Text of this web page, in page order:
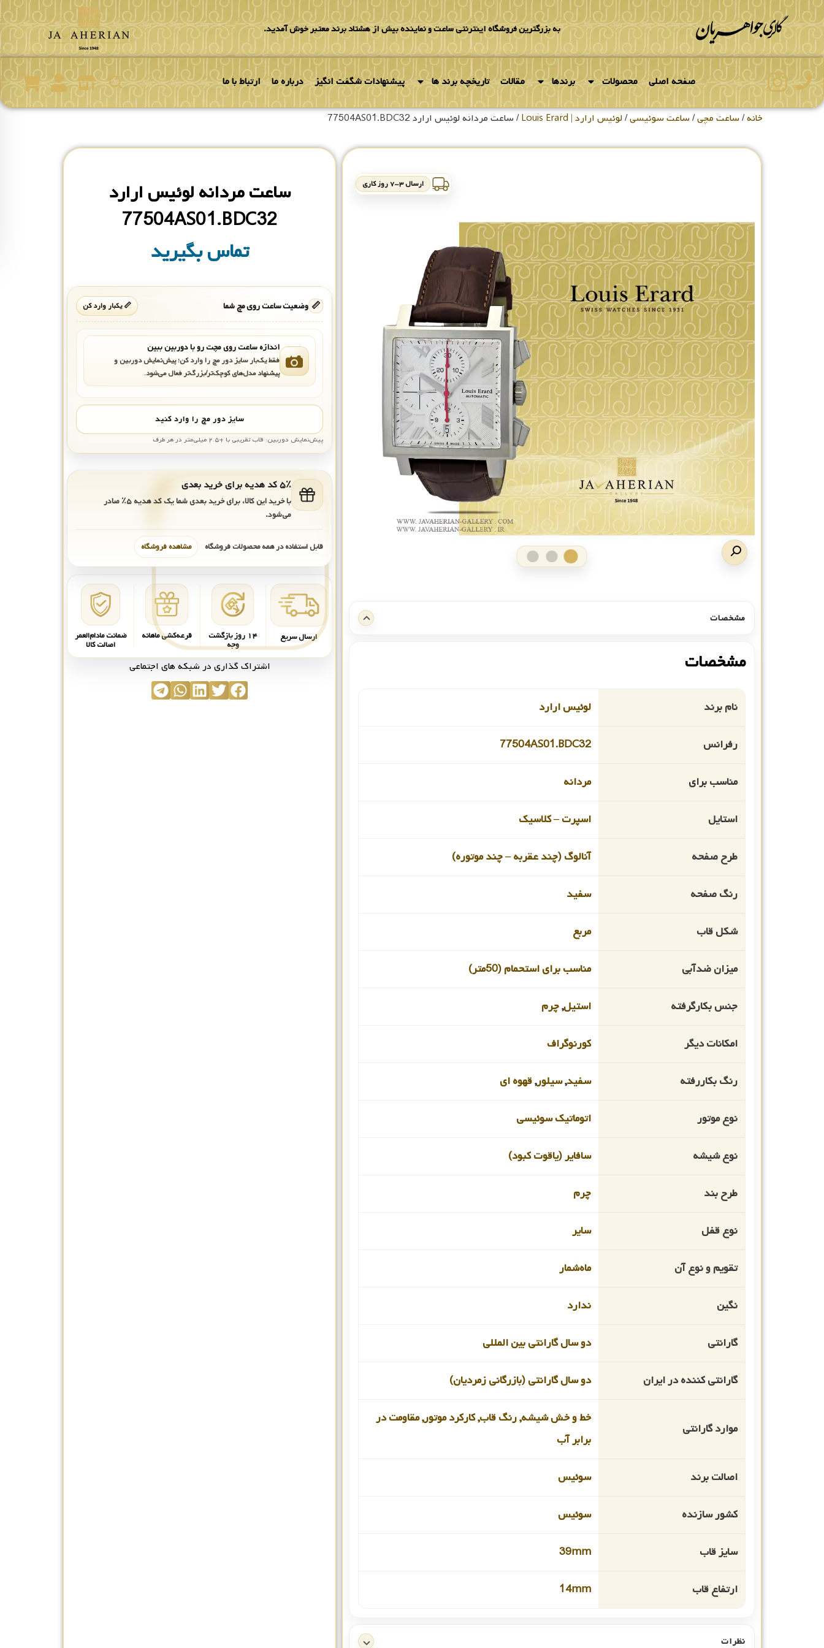
به بزرگترین فروشگاه اینترنتی ساعت و نماینده بیش از هشتاد برند معتبر خوش آمدید.
صفحه اصلی محصولات برندها مقالات تاریخچه برند ها پیشنهادات شگفت انگیز درباره ما ارتباط با ما
خانه/ساعت مچی/ساعت سوئیسی/لوئیس ارارد | Louis Erard / ساعت مردانه لوئیس ارارد 77504AS01.BDC32
ارسال ۳-۷ روز کاری
مشخصات
مشخصات
نام برند لوئیس ارارد
رفرانس 77504AS01.BDC32
مناسب برای مردانه
استایل اسپرت – کلاسیک
طرح صفحه آنالوگ (چند عقربه – چند موتوره)
رنگ صفحه سفید
شکل قاب مربع
میزان ضدآبی مناسب برای استحمام (50متر)
جنس بکارگرفته استیل,چرم
امکانات دیگر کورنوگراف
رنگ بکاررفته سفید,سیلور,قهوه ای
نوع موتور اتوماتیک سوئیسی
نوع شیشه سافایر (یاقوت کبود)
طرح بند چرم
نوع قفل سایر
تقویم و نوع آن ماه‌شمار
نگین ندارد
گارانتی دو سال گارانتی بین المللی
گارانتی کننده در ایران دو سال گارانتی (بازرگانی زمردیان)
موارد گارانتی
خط و خش شیشه, رنگ قاب, کارکرد موتور, مقاومت در
برابر آب
اصالت برند سوئیس
کشور سازنده سوئیس
سایز قاب 39mm
ارتفاع قاب 14mm
نظرات
ساعت مردانه لوئیس ارارد
77504AS01.BDC32
تماس بگیرید
📏 وضعیت ساعت روی مچ شما 📏 یکبار وارد کن
اندازه ساعت روی مچت رو با دوربین ببین
فقط یک‌بار سایز دور مچ را وارد کن؛ پیش‌نمایش دوربین و
پیشنهاد مدل‌های کوچک‌تر/بزرگ‌تر فعال می‌شود.
سایز دور مچ را وارد کنید
پیش‌نمایش دوربین: قاب تقریبی با +۲.۵ میلی‌متر در هر طرف
۵٪ کد هدیه برای خرید بعدی
با خرید این کالا، برای خرید بعدی شما یک کد هدیه۵٪ صادر
می‌شود.
قابل استفاده در همه محصولات فروشگاه مشاهده فروشگاه
ارسال سریع ۱۴ روز بازگشت
وجه
قرعه‌کشی ماهانه ضمانت مادام‌العمر
اصالت کالا
اشتراک گذاری در شبکه های اجتماعی